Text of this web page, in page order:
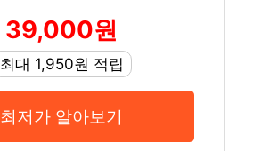
39,000원
최대 1,950원 적립
최저가 알아보기